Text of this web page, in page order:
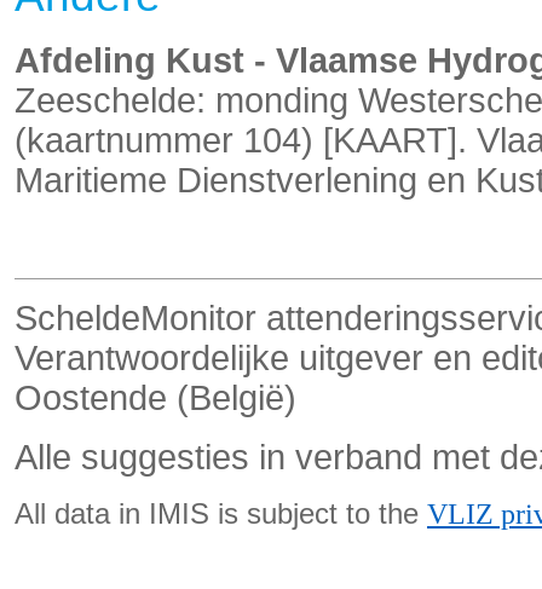
Afdeling Kust - Vlaamse
Zeeschelde: monding
(kaartnummer 104) [KAART].
Maritieme Dienstverlening en
ScheldeMonitor
Verantwoordelijke uitgever en
Oostende (België)
Alle suggesties in verband met
All data in IMIS is subject to the VLIZ